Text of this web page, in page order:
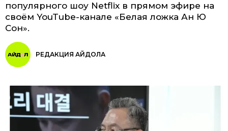
популярного шоу Netflix в прямом эфире на
своём YouTube-канале «Белая ложка Ан Ю
Сон».
РЕДАКЦИЯ АЙДОЛА